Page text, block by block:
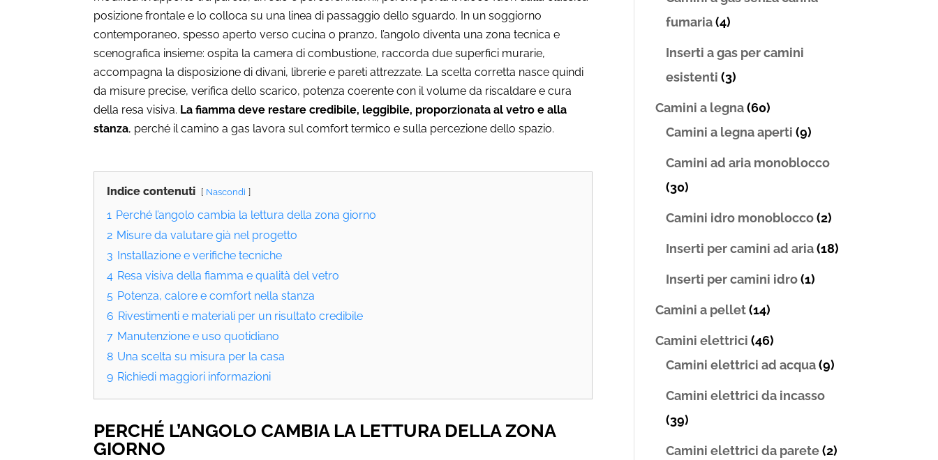
posizione frontale e lo colloca su una linea di passaggio dello sguardo. In un soggiorno
contemporaneo, spesso aperto verso cucina o pranzo, l’angolo diventa una zona tecnica e
scenografica insieme: ospita la camera di combustione, raccorda due superfici murarie,
accompagna la disposizione di divani, librerie e pareti attrezzate. La scelta corretta nasce quindi
da misure precise, verifica dello scarico, potenza coerente con il volume da riscaldare e cura
della resa visiva. La fiamma deve restare credibile, leggibile, proporzionata al vetro e alla
stanza, perché il camino a gas lavora sul comfort termico e sulla percezione dello spazio.
Indice contenuti Nascondi
1 Perché l’angolo cambia la lettura della zona giorno
2 Misure da valutare già nel progetto
3 Installazione e verifiche tecniche
4 Resa visiva della fiamma e qualità del vetro
5 Potenza, calore e comfort nella stanza
6 Rivestimenti e materiali per un risultato credibile
7 Manutenzione e uso quotidiano
8 Una scelta su misura per la casa
9 Richiedi maggiori informazioni
PERCHÉ L’ANGOLO CAMBIA LA LETTURA DELLA ZONA
GIORNO
fumaria (4)
Inserti a gas per camini
esistenti (3)
Camini a legna (60)
Camini a legna aperti (9)
Camini ad aria monoblocco
(30)
Camini idro monoblocco (2)
Inserti per camini ad aria (18)
Inserti per camini idro (1)
Camini a pellet (14)
Camini elettrici (46)
Camini elettrici ad acqua (9)
Camini elettrici da incasso
(39)
Camini elettrici da parete (2)